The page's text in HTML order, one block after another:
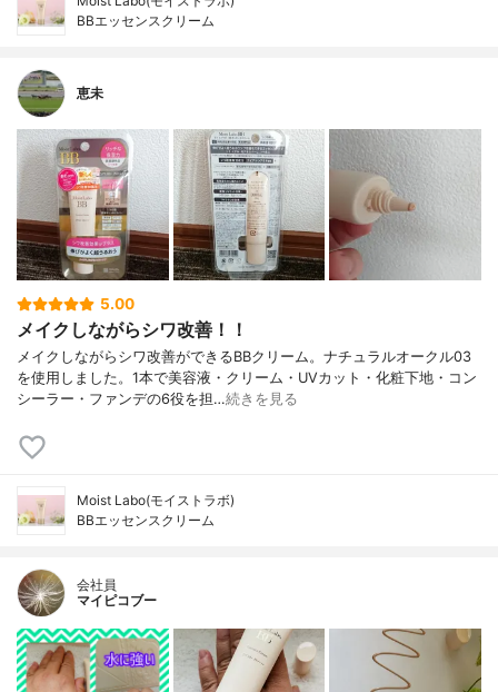
BBエッセンスクリーム
恵未
5.00
メイクしながらシワ改善！！
メイクしながらシワ改善ができるBBクリーム。ナチュラルオークル03
を使用しました。1本で美容液・クリーム・UVカット・化粧下地・コン
シーラー・ファンデの6役を担…続きを見る
Moist Labo(モイストラボ)
BBエッセンスクリーム
会社員
マイピコブー